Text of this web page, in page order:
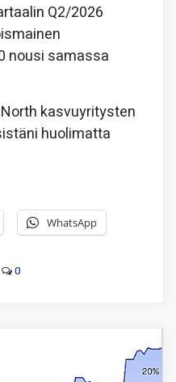
Q2/2026
nousi samassa
kasvuyritysten
huolimatta
WhatsApp
0